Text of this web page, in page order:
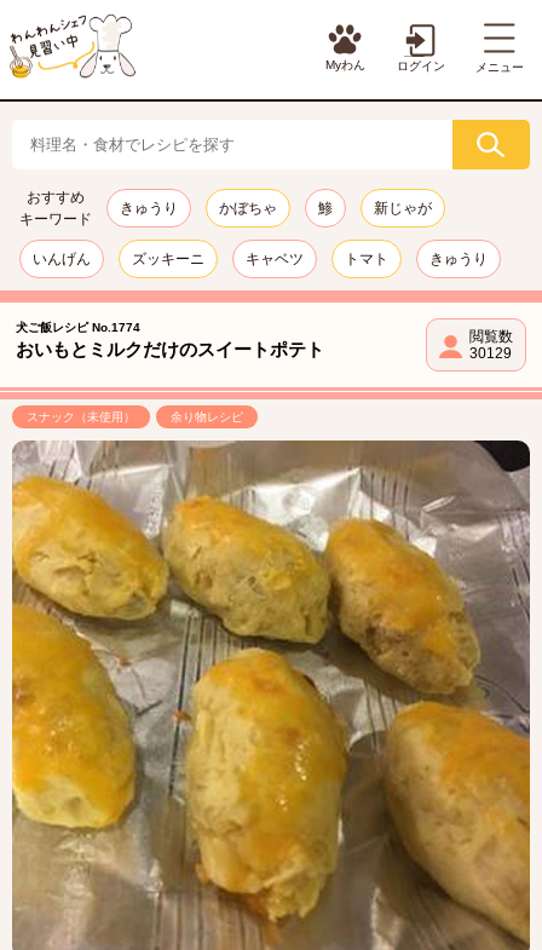
Myわん ログイン メニュー
おすすめ
キーワード
きゅうり かぼちゃ 鯵 新じゃが
いんげん ズッキーニ キャベツ トマト きゅうり
犬ご飯レシピ No.1774
おいもとミルクだけのスイートポテト
閲覧数
30129
スナック（未使用） 余り物レシピ